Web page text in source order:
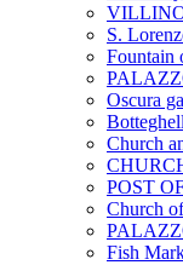
S.
Fountain
Oscura
Church
POST
Church
Fish